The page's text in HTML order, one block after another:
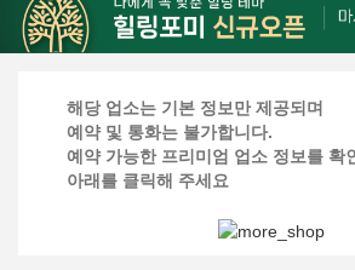
해당 업소는 기본 정보만 제공되며
예약 및 통화는 불가합니다.
예약 가능한 프리미엄 업소 정보를 확
아래를 클릭해 주세요